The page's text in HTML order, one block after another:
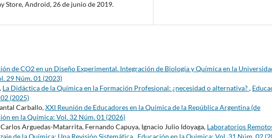
Store, Android, 26 de junio de 2019.
de CO2 en un Diseño Experimental. Integración de Biología y Química en la
29 Núm. 01 (2023)
La Didáctica de la Química en la Formación Profesional: ¿necesidad o alternativa?,
(2025)
Carballo,XXI Reunión de Educadores en la Química de la República Argentina (de
en la Química: Vol. 32 Núm. 01 (2026)
Arguedas-Matarrita, Fernando Capuya, Ignacio Julio Idoyaga, Laboratorios
de la Química: Una Revisión Sistemática, Educación en la Química: Vol. 31 Núm. 02